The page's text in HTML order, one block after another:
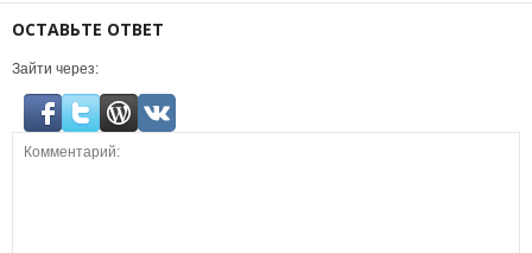
ОСТАВЬТЕ ОТВЕТ
Зайти через: